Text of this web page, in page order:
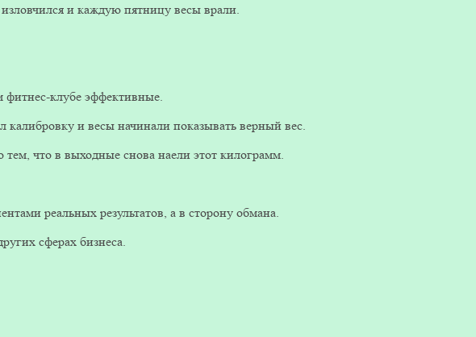
и каждую пятницу весы врали.
фитнес-клубе эффективные.
калибровку и весы начинали показывать верный вес.
что в выходные снова наели этот килограмм.
реальных результатов, а в сторону обмана.
сферах бизнеса.